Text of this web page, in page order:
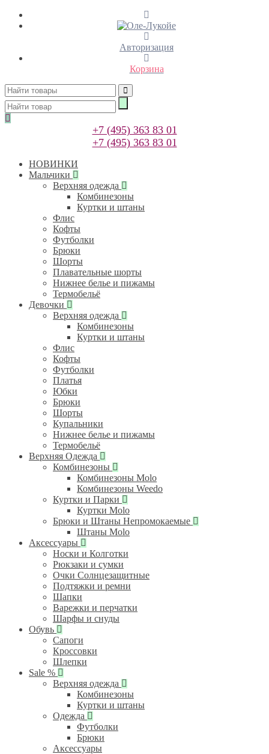
Авторизация
Корзина
+7 (495) 363 83 01
+7 (495) 363 83 01
НОВИНКИ
Мальчики
Верхняя одежда
Комбинезоны
Куртки и штаны
Флис
Кофты
Футболки
Брюки
Шорты
Плавательные шорты
Нижнее белье и пижамы
Термобельё
Девочки
Верхняя одежда
Комбинезоны
Куртки и штаны
Флис
Кофты
Футболки
Платья
Юбки
Брюки
Шорты
Купальники
Нижнее белье и пижамы
Термобельё
Верхняя Одежда
Комбинезоны
Комбинезоны Molo
Комбинезоны Weedo
Куртки и Парки
Куртки Molo
Брюки и Штаны Непромокаемые
Штаны Molo
Аксессуары
Носки и Колготки
Рюкзаки и сумки
Очки Солнцезащитные
Подтяжки и ремни
Шапки
Варежки и перчатки
Шарфы и снуды
Обувь
Сапоги
Кроссовки
Шлепки
Sale %
Верхняя одежда
Комбинезоны
Куртки и штаны
Одежда
Футболки
Брюки
Аксессуары